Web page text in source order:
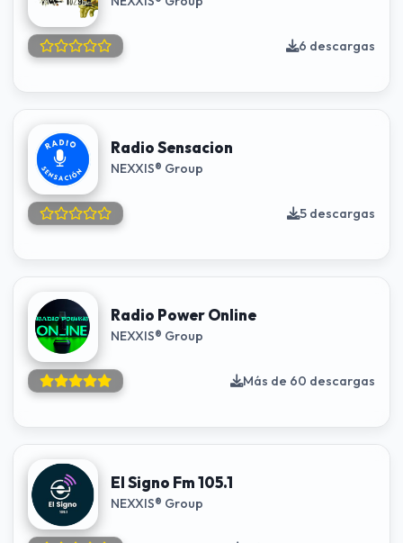
6 descargas
Radio Sensacion
NEXXIS® Group
5 descargas
Radio Power Online
NEXXIS® Group
Más de 60 descargas
El Signo Fm 105.1
NEXXIS® Group